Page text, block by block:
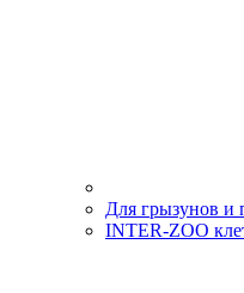
Для грызунов и
INTER-ZOO